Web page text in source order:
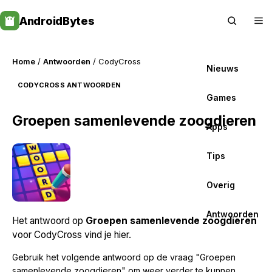
to
content
AndroidBytes
Nieuws
Games
Apps
Tips
Overig
Antwoorden
Home / Antwoorden / CodyCross
CODYCROSS ANTWOORDEN
Groepen samenlevende zoogdieren
Het antwoord op Groepen samenlevende zoogdieren
voor CodyCross vind je hier.
Gebruik het volgende antwoord op de vraag "Groepen